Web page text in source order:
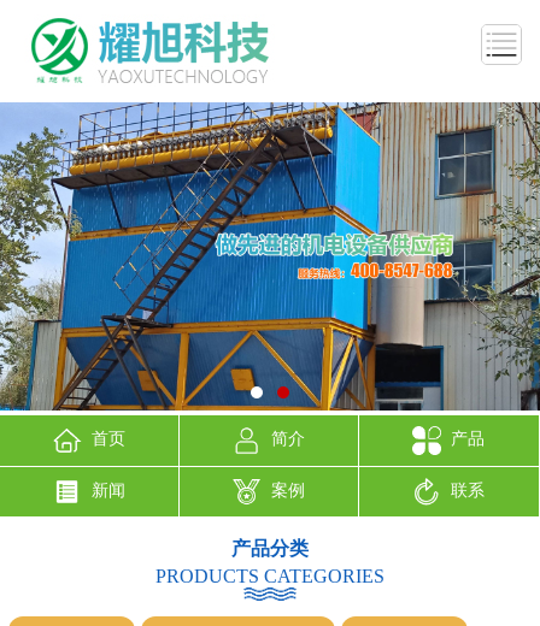
首页 简介 产品
新闻 案例 联系
产品分类
PRODUCTS CATEGORIES